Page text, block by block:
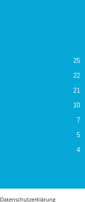
25
22
21
10
7
5
4
Datenschutzerklärung